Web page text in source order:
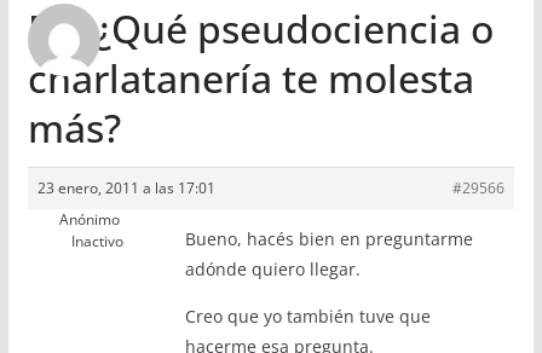
Re: ¿Qué pseudociencia o
charlatanería te molesta
más?
23 enero, 2011 a las 17:01
#29566
Anónimo
Inactivo
Bueno, hacés bien en preguntarme
adónde quiero llegar.
Creo que yo también tuve que
hacerme esa pregunta.